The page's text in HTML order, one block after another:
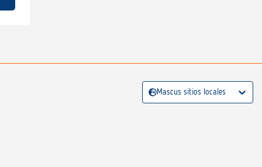
Mascus sitios locales